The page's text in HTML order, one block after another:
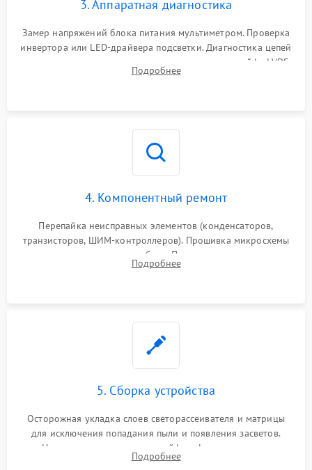
Поломка системы защиты
3. Аппаратная диагностика
Замер напряжений блока питания мультиметром. Проверка
инвертора или LED-драйвера подсветки. Диагностика цепей
питания скалера и тестирование сигналов на шлейфе LVDS
Подробнее
4. Компонентный ремонт
Перепайка неисправных элементов (конденсаторов,
транзисторов, ШИМ-контроллеров). Прошивка микросхемы
памяти при программных сбоях. При поломке подсветки —
разборка матрицы и замена выгоревших светодиодов.
Подробнее
5. Сборка устройства
Осторожная укладка слоев светорассеивателя и матрицы
для исключения попадания пыли и появления засветов.
Надежное подключение шлейфов, фиксация плат и
аккуратное защелкивание пластикового корпуса монитора.
Подробнее